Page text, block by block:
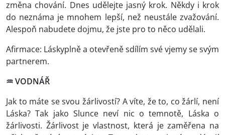
změna chování. Dnes udělejte jasný krok. Někdy i krok
do neznáma je mnohem lepší, než neustále zvažování.
Alespoň nabudete dojmu, že jste pro to něco udělali.
Afirmace: Láskyplně a otevřeně sdílím své vjemy se svým
partnerem.
♒ VODNÁŘ
Jak to máte se svou žárlivostí? A víte, že to, co žárlí, není
Láska? Tak jako Slunce neví nic o temnotě, Láska o
žárlivosti. Žárlivost je vlastnost, která je zaměřena na